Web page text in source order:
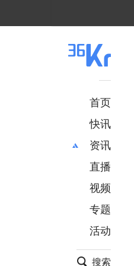
首页
快讯
资讯
推荐
财经
项目推荐
安徽
直播
视频
专题
活动
搜索